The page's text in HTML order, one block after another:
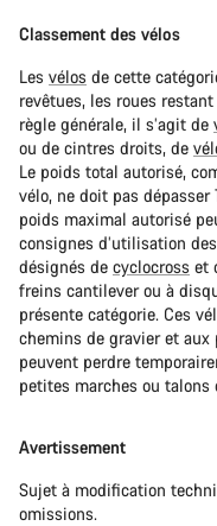
Classement des vélos
Les vélos de cette
revêtues, les roues
règle générale, il s’agit de
ou de cintres droits, de
Le poids total autorisé,
vélo, ne doit pas
poids maximal autorisé
consignes d’utilisation
désignés de cyclocross et
freins cantilever ou à
présente catégorie. Ces
chemins de gravier et
peuvent perdre
petites marches ou talons
Avertissement
Sujet à modification
omissions.